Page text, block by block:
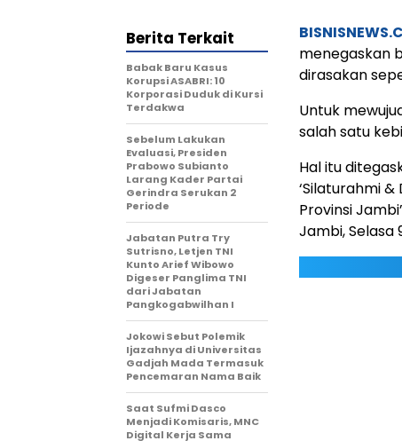
menegaskan
dirasakan
Untuk
salah satu
Hal itu
‘Silaturahmi
Provinsi
Jambi, Selasa
Berita Terkait
Babak Baru Kasus
Korupsi ASABRI: 10
Korporasi Duduk di Kursi
Terdakwa
Sebelum Lakukan
Evaluasi, Presiden
Prabowo Subianto
Larang Kader Partai
Gerindra Serukan 2
Periode
Jabatan Putra Try
Sutrisno, Letjen TNI
Kunto Arief Wibowo
Digeser Panglima TNI
dari Jabatan
Pangkogabwilhan I
Jokowi Sebut Polemik
Ijazahnya di Universitas
Gadjah Mada Termasuk
Pencemaran Nama Baik
Saat Sufmi Dasco
Menjadi Komisaris, MNC
Digital Kerja Sama